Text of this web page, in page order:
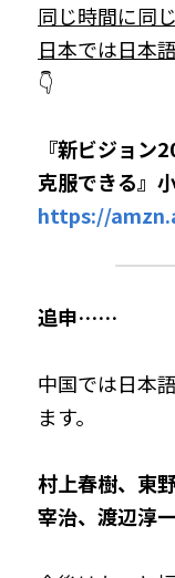
同じ時間に同
日本では日本
👇
『新ビジョン
克服できる』
https://
追申……
中国では日本
ます。
村上春樹、東
宰治、渡辺淳